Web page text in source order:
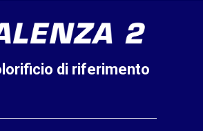
di riferimento